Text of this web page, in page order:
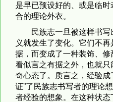
是早已预设好的、或是临
合的理论外衣。
民族志一旦被这样书
义就发生了变化。它们不
据，而变成了一种装饰、
看似言之有据之外，也就
奇心态了。质言之，经验成
证”了民族志书写者的理论
者经验的想象。在这种状